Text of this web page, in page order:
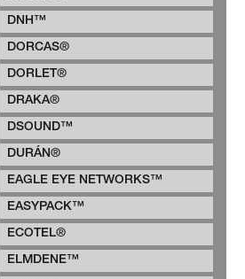
DNH™
DORCAS®
DORLET®
DRAKA®
DSOUND™
DURÁN®
EAGLE EYE NETWORKS™
EASYPACK™
ECOTEL®
ELMDENE™